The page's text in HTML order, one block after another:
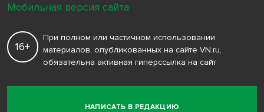
НАПИСАТЬ В РЕДАКЦИЮ
16+
При полном или частичном использовании
материалов, опубликованных на сайте VN.ru,
обязательна активная гиперссылка на сайт
Мобильная версия сайта